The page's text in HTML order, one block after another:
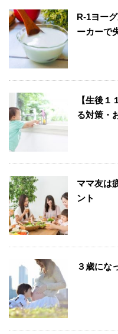
R-1ヨー
ーカーで
【生後
る対策・
ママ友は
ント
３歳にな